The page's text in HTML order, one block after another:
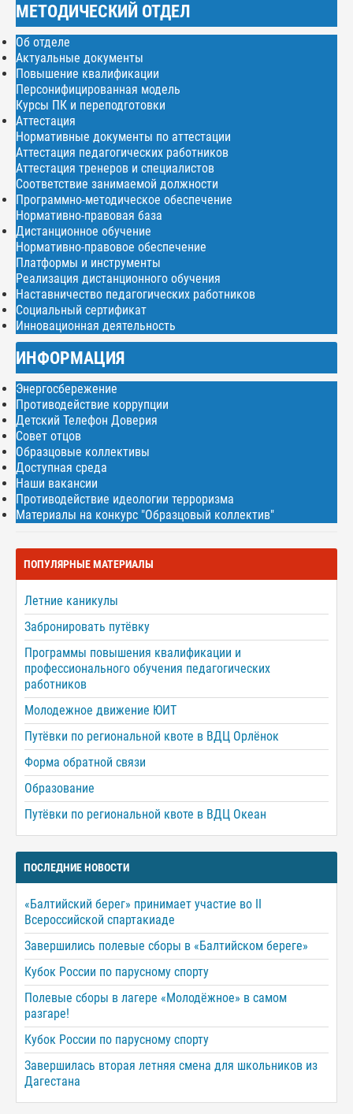
МЕТОДИЧЕСКИЙ ОТДЕЛ
Об отделе
Актуальные документы
Повышение квалификации
Персонифицированная модель
Курсы ПК и переподготовки
Аттестация
Нормативные документы по аттестации
Аттестация педагогических работников
Аттестация тренеров и специалистов
Соответствие занимаемой должности
Программно-методическое обеспечение
Нормативно-правовая база
Дистанционное обучение
Нормативно-правовое обеспечение
Платформы и инструменты
Реализация дистанционного обучения
Наставничество педагогических работников
Социальный сертификат
Инновационная деятельность
ИНФОРМАЦИЯ
Энергосбережение
Противодействие коррупции
Детский Телефон Доверия
Совет отцов
Образцовые коллективы
Доступная среда
Наши вакансии
Противодействие идеологии терроризма
Материалы на конкурс "Образцовый коллектив"
ПОПУЛЯРНЫЕ МАТЕРИАЛЫ
Летние каникулы
Забронировать путёвку
Программы повышения квалификации и
профессионального обучения педагогических
работников
Молодежное движение ЮИТ
Путёвки по региональной квоте в ВДЦ Орлёнок
Форма обратной связи
Образование
Путёвки по региональной квоте в ВДЦ Океан
ПОСЛЕДНИЕ НОВОСТИ
«Балтийский берег» принимает участие во II
Всероссийской спартакиаде
Завершились полевые сборы в «Балтийском береге»
Кубок России по парусному спорту
Полевые сборы в лагере «Молодёжное» в самом
разгаре!
Кубок России по парусному спорту
Завершилась вторая летняя смена для школьников из
Дагестана